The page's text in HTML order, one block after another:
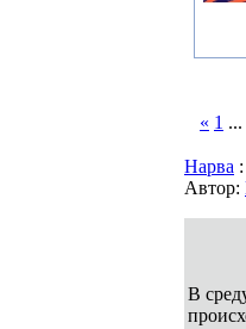
« 1 ...
Нарва :
Автор:
В